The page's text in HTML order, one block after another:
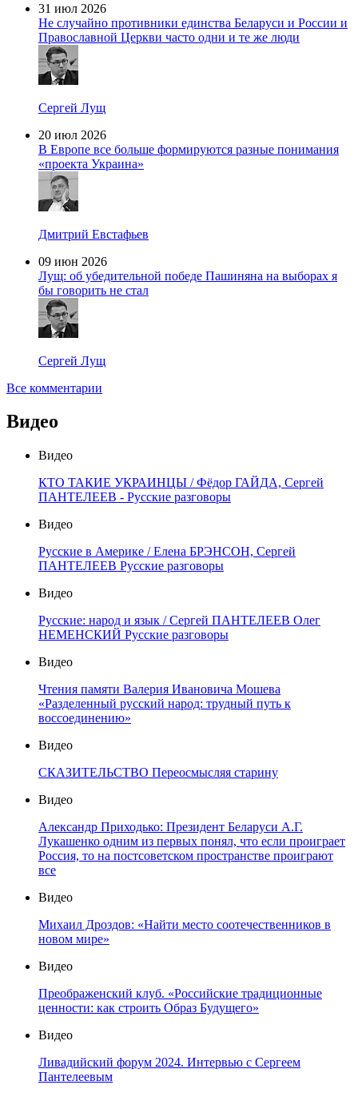
31 июл 2026
Не случайно противники единства Беларуси и России и
Православной Церкви часто одни и те же люди
Сергей Лущ
20 июл 2026
В Европе все больше формируются разные понимания
«проекта Украина»
Дмитрий Евстафьев
09 июн 2026
Лущ: об убедительной победе Пашиняна на выборах я
бы говорить не стал
Сергей Лущ
Все комментарии
Видео
Видео
КТО ТАКИЕ УКРАИНЦЫ / Фёдор ГАЙДА, Сергей
ПАНТЕЛЕЕВ - Русские разговоры
Видео
Русские в Америке / Елена БРЭНСОН, Сергей
ПАНТЕЛЕЕВ Русские разговоры
Видео
Русские: народ и язык / Сергей ПАНТЕЛЕЕВ Олег
НЕМЕНСКИЙ Русские разговоры
Видео
Чтения памяти Валерия Ивановича Мошева
«Разделенный русский народ: трудный путь к
воссоединению»
Видео
СКАЗИТЕЛЬСТВО Переосмысляя старину
Видео
Александр Приходько: Президент Беларуси А.Г.
Лукашенко одним из первых понял, что если проиграет
Россия, то на постсоветском пространстве проиграют
все
Видео
Михаил Дроздов: «Найти место соотечественников в
новом мире»
Видео
Преображенский клуб. «Российские традиционные
ценности: как строить Образ Будущего»
Видео
Ливадийский форум 2024. Интервью с Сергеем
Пантелеевым